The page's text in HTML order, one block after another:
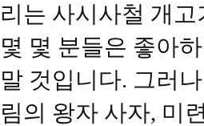
리는 사시사철 개
몇 몇 분들은 좋아
말 것입니다. 그러
림의 왕자 사자, 미